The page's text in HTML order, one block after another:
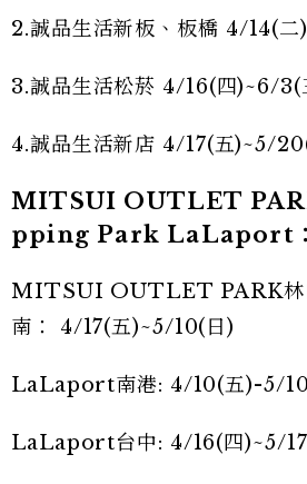
2.誠品生活新板、板橋 4/14(
3.誠品生活松菸 4/16(四)~6/3(
4.誠品生活新店 4/17(五)~5/
MITSUI OUTLET
pping Park LaLaport：
MITSUI OUTLET PARK林
南： 4/17(五)~5/10(日)
LaLaport南港: 4/10(五)-5/
LaLaport台中: 4/16(四)~5/